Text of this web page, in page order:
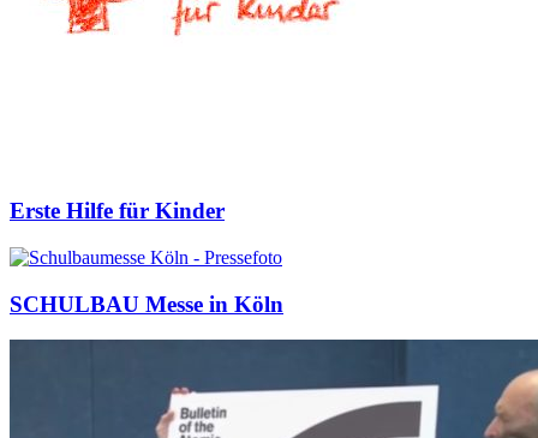
Erste Hilfe für Kinder
SCHULBAU Messe in Köln